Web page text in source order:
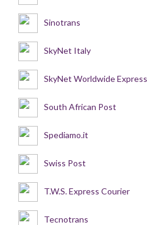
Sinotrans
SkyNet Italy
SkyNet Worldwide Express
South African Post
Spediamo.it
Swiss Post
T.W.S. Express Courier
Tecnotrans